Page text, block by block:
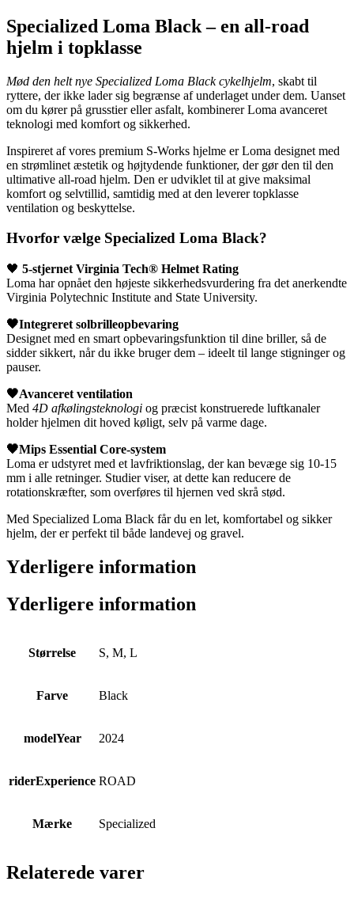
Specialized Loma Black – en all-road
hjelm i topklasse
Mød den helt nye Specialized Loma Black cykelhjelm, skabt til
ryttere, der ikke lader sig begrænse af underlaget under dem. Uanset
om du kører på grusstier eller asfalt, kombinerer Loma avanceret
teknologi med komfort og sikkerhed.
Inspireret af vores premium S-Works hjelme er Loma designet med
en strømlinet æstetik og højtydende funktioner, der gør den til den
ultimative all-road hjelm. Den er udviklet til at give maksimal
komfort og selvtillid, samtidig med at den leverer topklasse
ventilation og beskyttelse.
Hvorfor vælge Specialized Loma Black?
🖤 5-stjernet Virginia Tech® Helmet Rating
Loma har opnået den højeste sikkerhedsvurdering fra det anerkendte
Virginia Polytechnic Institute and State University.
🖤Integreret solbrilleopbevaring
Designet med en smart opbevaringsfunktion til dine briller, så de
sidder sikkert, når du ikke bruger dem – ideelt til lange stigninger og
pauser.
🖤Avanceret ventilation
Med 4D afkølingsteknologi og præcist konstruerede luftkanaler
holder hjelmen dit hoved køligt, selv på varme dage.
🖤Mips Essential Core-system
Loma er udstyret med et lavfriktionslag, der kan bevæge sig 10-15
mm i alle retninger. Studier viser, at dette kan reducere de
rotationskræfter, som overføres til hjernen ved skrå stød.
Med Specialized Loma Black får du en let, komfortabel og sikker
hjelm, der er perfekt til både landevej og gravel.
Yderligere information
Yderligere information
Størrelse S, M, L
Farve Black
modelYear 2024
riderExperience ROAD
Mærke Specialized
Relaterede varer